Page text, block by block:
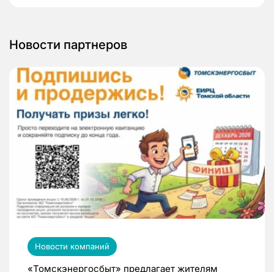
Новости партнеров
Новости компаний
«Томскэнергосбыт» предлагает жителям